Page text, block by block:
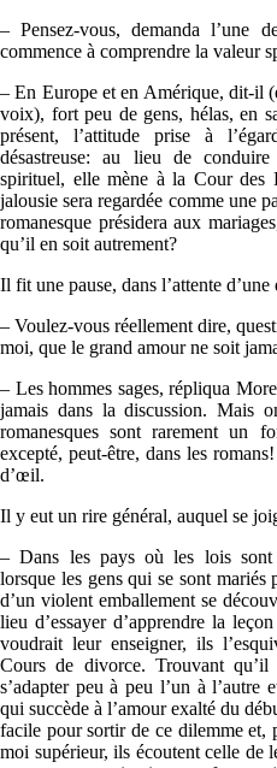
– Pensez-vous, demanda l’une
commence à comprendre la valeur
– En Europe et en Amérique, dit-il
voix), fort peu de gens, hélas, en
présent, l’attitude prise à
désastreuse: au lieu de
spirituel, elle mène à la Cour des
jalousie sera regardée comme une
romanesque présidera aux
qu’il en soit autrement?
Il fit une pause, dans l’attente
– Voulez-vous réellement dire,
moi, que le grand amour ne soit
– Les hommes sages, répliqua
jamais dans la discussion. Mais
romanesques sont rarement un
excepté, peut-être, dans les
d’œil.
Il y eut un rire général, auquel se
– Dans les pays où les lois sont
lorsque les gens qui se sont mariés
d’un violent emballement se
lieu d’essayer d’apprendre la
voudrait leur enseigner, ils
Cours de divorce. Trouvant
s’adapter peu à peu l’un à l’autre
qui succède à l’amour exalté du
facile pour sortir de ce dilemme et,
moi supérieur, ils écoutent celle